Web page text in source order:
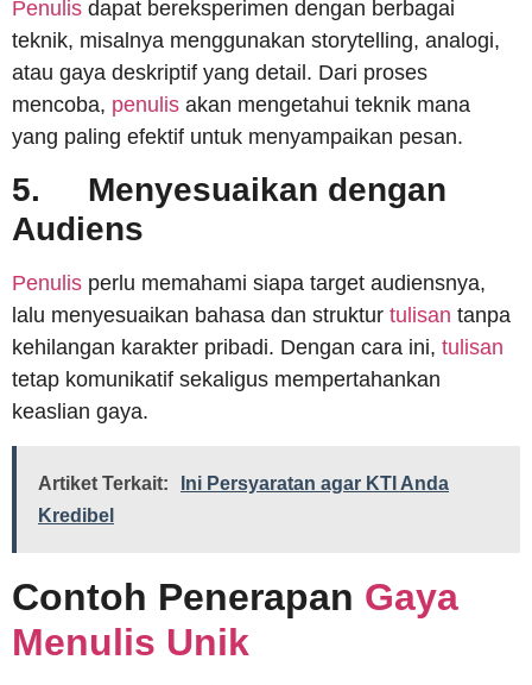
Penulis dapat bereksperimen dengan berbagai
teknik, misalnya menggunakan storytelling, analogi,
atau gaya deskriptif yang detail. Dari proses
mencoba, penulis akan mengetahui teknik mana
yang paling efektif untuk menyampaikan pesan.
5. Menyesuaikan dengan
Audiens
Penulis perlu memahami siapa target audiensnya,
lalu menyesuaikan bahasa dan struktur tulisan tanpa
kehilangan karakter pribadi. Dengan cara ini, tulisan
tetap komunikatif sekaligus mempertahankan
keaslian gaya.
Artiket Terkait:
Ini Persyaratan agar KTI Anda
Kredibel
Contoh Penerapan Gaya
Menulis Unik